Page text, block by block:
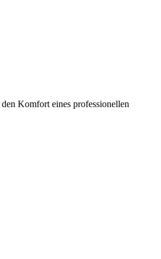
Komfort eines professionellen